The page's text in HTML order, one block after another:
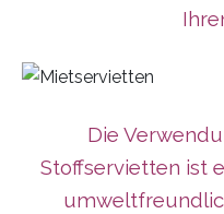
Die
Stoffservietten ist